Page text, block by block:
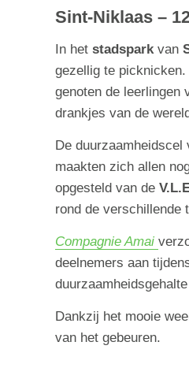
Sint-Niklaas –
In het stadspark van
gezellig te
genoten de leerlingen
drankjes van de
De
maakten zich allen
opgesteld van de
rond de verschillende
Compagnie Amai
deelnemers aan
Dankzij het mooie
van het gebeuren.